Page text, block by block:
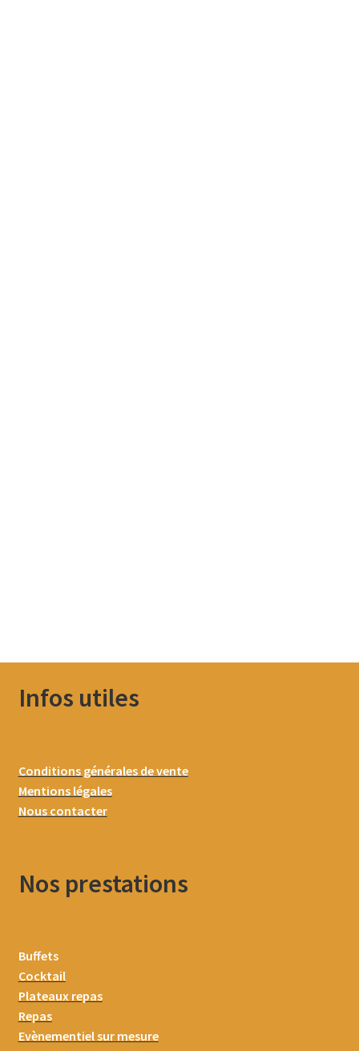
Infos utiles
Conditions générales de vente
Mentions légales
Nous contacter
Nos prestations
Buffets
Cocktail
Plateaux repas
Repas
Evènementiel sur mesure